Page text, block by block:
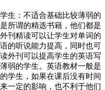
生：不适合基础比较薄弱的
所谓的精选书籍，他们都是
刊精读可以让学生对单词的
的听说能力提高，同时也可
外刊可以提高学生的英语写
弱的学生。英语教材一般是
学生，如果在课后没有时间
一定的影响，也不利于他们